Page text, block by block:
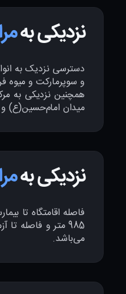
نزدیکی به
دسترسی نزدیک به
و سوپرمارکت و میوه
همچنین نزدیکی به
میدان امام‌حسین‌(ع)
نزدیکی به
می‌باشد.